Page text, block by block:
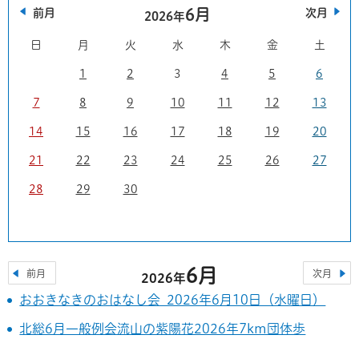
前月 2026年6月 次月
日 月 火 水 木 金 土
1 2 3 4 5 6
7 8 9 10 11 12 13
14 15 16 17 18 19 20
21 22 23 24 25 26 27
28 29 30
前月 2026年6月 次月
おおきなきのおはなし会 2026年6月10日（水曜日）
北総6月一般例会流山の紫陽花2026年7km団体歩